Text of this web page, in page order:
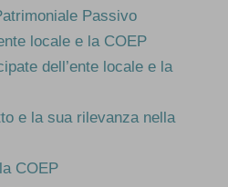
Passivo
locale e la COEP
dell’ente locale e la
e la sua rilevanza nella
COEP